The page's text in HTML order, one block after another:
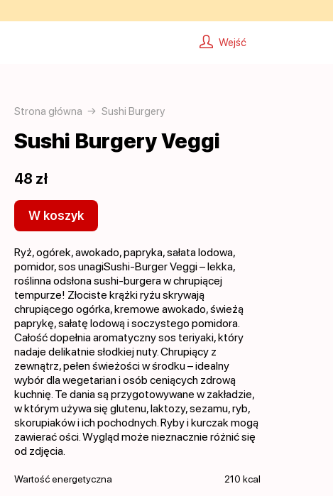
Wejść
Strona główna Sushi Burgery
Sushi Burgery Veggi
48 zł
W koszyk
Ryż, ogórek, awokado, papryka, sałata lodowa,
pomidor, sos unagiSushi-Burger Veggi – lekka,
roślinna odsłona sushi-burgera w chrupiącej
tempurze! Złociste krążki ryżu skrywają
chrupiącego ogórka, kremowe awokado, świeżą
paprykę, sałatę lodową i soczystego pomidora.
Całość dopełnia aromatyczny sos teriyaki, który
nadaje delikatnie słodkiej nuty. Chrupiący z
zewnątrz, pełen świeżości w środku – idealny
wybór dla wegetarian i osób ceniących zdrową
kuchnię. Te dania są przygotowywane w zakładzie,
w którym używa się glutenu, laktozy, sezamu, ryb,
skorupiaków i ich pochodnych. Ryby i kurczak mogą
zawierać ości. Wygląd może nieznacznie różnić się
od zdjęcia.
Wartość energetyczna 210 kcal